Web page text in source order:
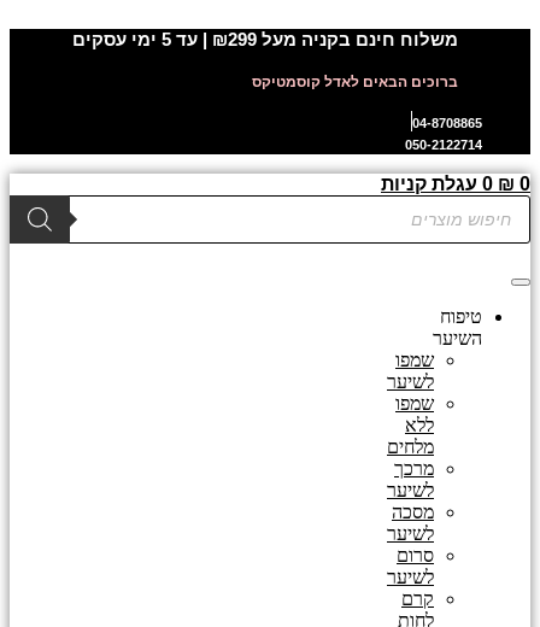
דלג
משלוח חינם בקניה מעל ₪299 | עד 5 ימי עסקים
ברוכים הבאים לאדל קוסמטיקס
04-8708865
050-2122714
₪ 0
0 עגלת קניות
Products
search
טיפוח
השיער
שמפו
לשיער
שמפו
ללא
מלחים
מרכך
לשיער
מסכה
לשיער
סרום
לשיער
קרם
לחות